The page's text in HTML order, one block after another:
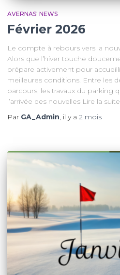
AVERNAS' NEWS
Février 2026
Le compte à rebours vers la
Alors que l’hiver touche
prépare activement pour
meilleures conditions. Entre les
parcours, les travaux du parking
l’arrivée des nouvelles Lire la suite…
Par GA_Admin , il y a 2 mois